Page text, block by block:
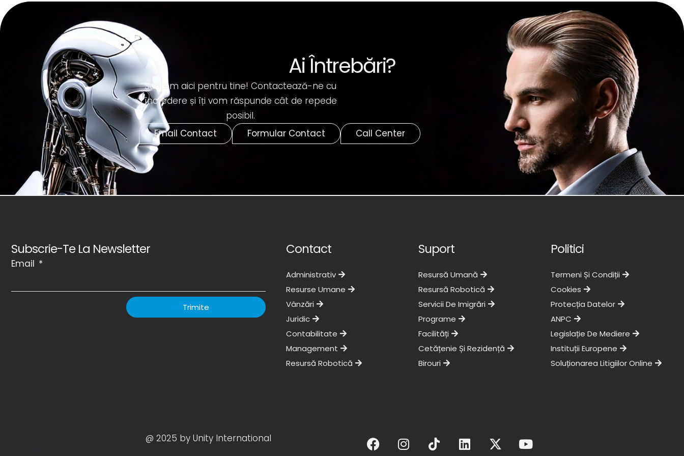
Ai Întrebări?
Suntem aici pentru tine! Contactează-ne cu
încredere și îți vom răspunde cât de repede
posibil.
Email Contact
Formular Contact Call Center
Subscrie-Te La Newsletter
Email
Trimite
Contact
Administrativ
Resurse Umane
Vânzări
Juridic
Contabilitate
Management
Resursă Robotică
Suport
Resursă Umană
Resursă Robotică
Servicii De Imigrări
Programe
Facilități
Cetățenie Și Rezidență
Birouri
Politici
Termeni Și Condiții
Cookies
Protecția Datelor
ANPC
Legislație De Mediere
Instituții Europene
Soluționarea Litigiilor Online
@ 2025 by Unity International F
a
I
n
T
i
L
i
X
-
Y
o